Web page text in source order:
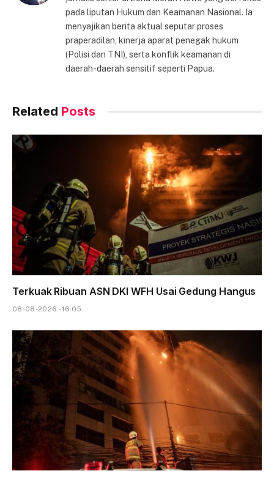
pada liputan Hukum dan Keamanan Nasional. Ia
menyajikan berita aktual seputar proses
praperadilan, kinerja aparat penegak hukum
(Polisi dan TNI), serta konflik keamanan di
daerah-daerah sensitif seperti Papua.
Related Posts
Terkuak Ribuan ASN DKI WFH Usai Gedung Hangus
08-08-2026 - 16.05